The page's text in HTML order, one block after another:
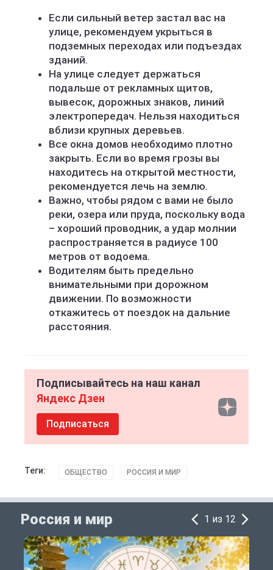
Если сильный ветер застал вас на
улице, рекомендуем укрыться в
подземных переходах или подъездах
зданий.
На улице следует держаться
подальше от рекламных щитов,
вывесок, дорожных знаков, линий
электропередач. Нельзя находиться
вблизи крупных деревьев.
Все окна домов необходимо плотно
закрыть. Если во время грозы вы
находитесь на открытой местности,
рекомендуется лечь на землю.
Важно, чтобы рядом с вами не было
реки, озера или пруда, поскольку вода
– хороший проводник, а удар молнии
распространяется в радиусе 100
метров от водоема.
Водителям быть предельно
внимательными при дорожном
движении. По возможности
откажитесь от поездок на дальние
расстояния.
Подписывайтесь на наш канал
Яндекс Дзен
Подписаться
Теги: ОБЩЕСТВО РОССИЯ И МИР
Россия и мир 1 из 12